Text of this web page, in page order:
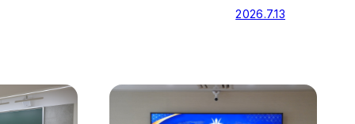
的な学術誌である『哲学』に掲載
2026.7.13